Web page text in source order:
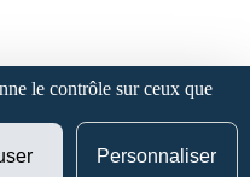
le contrôle sur ceux que
Personnaliser